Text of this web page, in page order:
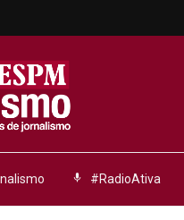
mic #RadioAtiva